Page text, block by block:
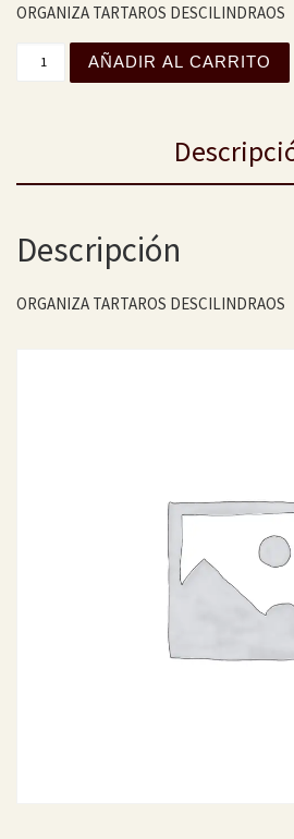
ORGANIZA TARTAROS DESCILINDRAOS
XVIII CAMPEONATO
AÑADIR AL CARRITO
Descripción
ORGANIZA TARTAROS DESCILINDRAOS